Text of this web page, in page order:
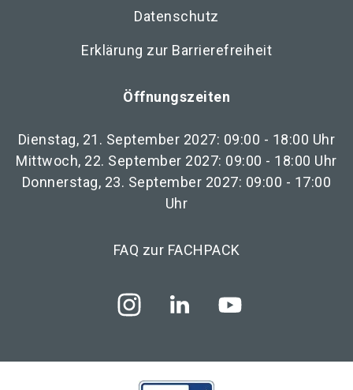
Datenschutz
Erklärung zur Barrierefreiheit
Öffnungszeiten
Dienstag, 21. September 2027: 09:00 - 18:00 Uhr
Mittwoch, 22. September 2027: 09:00 - 18:00 Uhr
Donnerstag, 23. September 2027: 09:00 - 17:00
Uhr
FAQ zur FACHPACK